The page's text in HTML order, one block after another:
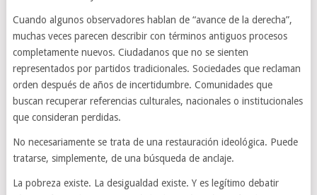
Cuando algunos observadores hablan de “avance de la derecha”,
muchas veces parecen describir con términos antiguos procesos
completamente nuevos. Ciudadanos que no se sienten
representados por partidos tradicionales. Sociedades que reclaman
orden después de años de incertidumbre. Comunidades que
buscan recuperar referencias culturales, nacionales o institucionales
que consideran perdidas.
No necesariamente se trata de una restauración ideológica. Puede
tratarse, simplemente, de una búsqueda de anclaje.
La pobreza existe. La desigualdad existe. Y es legítimo debatir